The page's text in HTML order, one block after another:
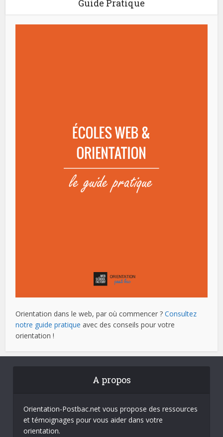
Guide Pratique
Orientation dans le web, par où commencer ?Consultez
notre guide pratique avec des conseils pour votre
orientation !
A propos
Orientation-Postbac.net vous propose des ressources
et témoignages pour vous aider dans votre
orientation.